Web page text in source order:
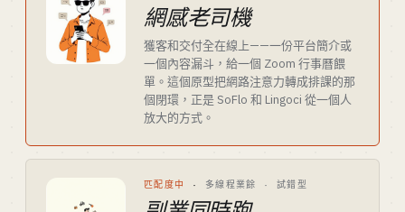
網感老司機
獲客和交付全在線上——一份平台簡介或
一個內容漏斗，給一個 Zoom 行事曆餵
單。這個原型把網路注意力轉成排課的那
個閉環，正是 SoFlo 和 Lingoci 從一個人
放大的方式。
匹配度中 · 多線程業餘 · 試錯型